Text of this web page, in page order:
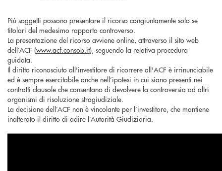
Più soggetti possono presentare il ricorso congiuntamente solo se
titolari del medesimo rapporto controverso.
La presentazione del ricorso avviene online, attraverso il sito web
dell’ACF (www.acf.consob.it), seguendo la relativa procedura
guidata.
Il diritto riconosciuto all'investitore di ricorrere all'ACF è irrinunciabile
ed è sempre esercitabile anche nell’ipotesi in cui siano presenti nei
contratti clausole che consentano di devolvere la controversia ad altri
organismi di risoluzione stragiudiziale.
La decisione dell’ACF non è vincolante per l’investitore, che mantiene
inalterato il diritto di adire l’Autorità Giudiziaria.